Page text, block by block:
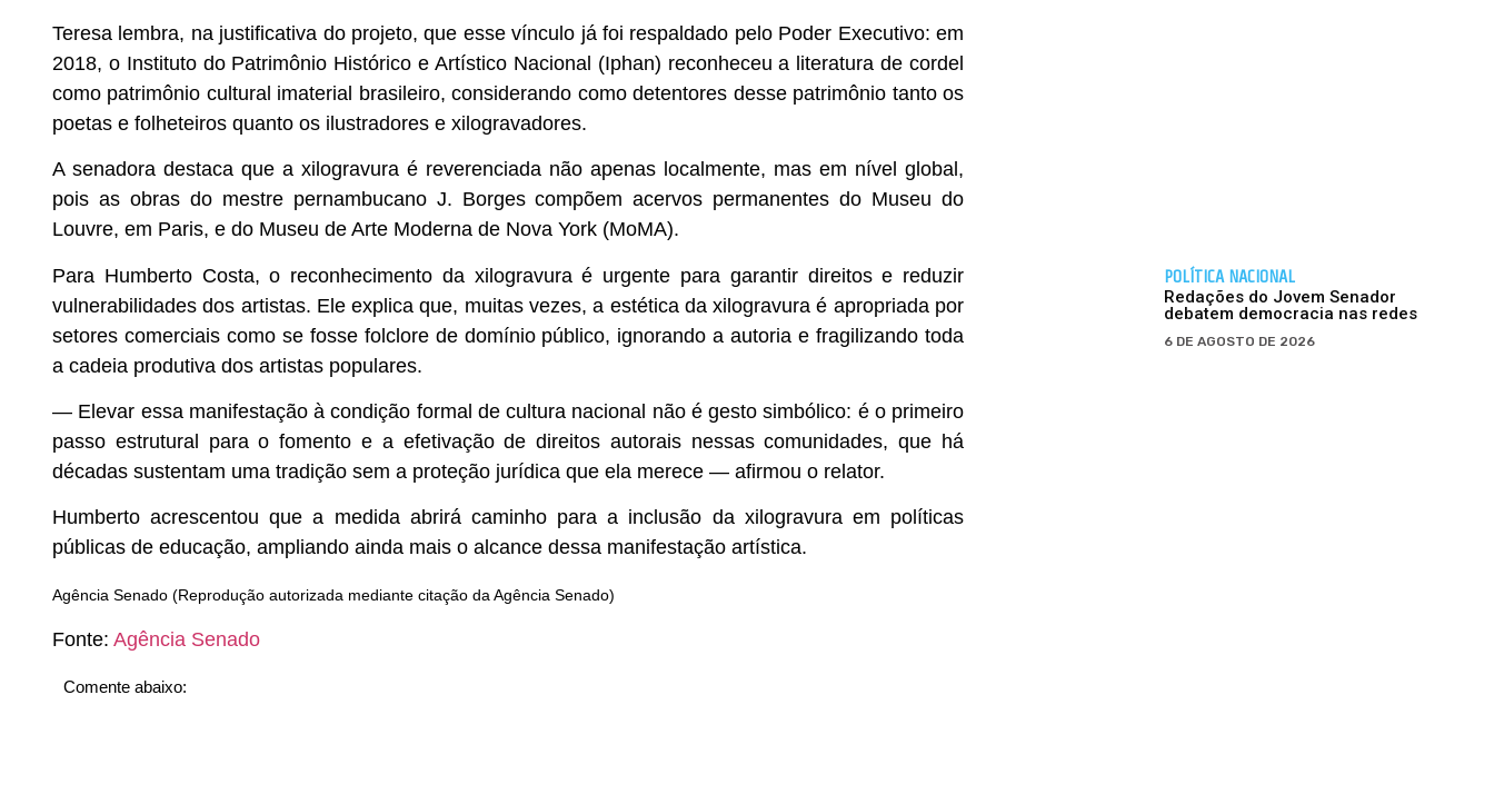
Teresa lembra, na justificativa do projeto, que esse vínculo já foi respaldado pelo Poder Executivo: em
2018, o Instituto do Patrimônio Histórico e Artístico Nacional (Iphan) reconheceu a literatura de cordel
como patrimônio cultural imaterial brasileiro, considerando como detentores desse patrimônio tanto os
poetas e folheteiros quanto os ilustradores e xilogravadores.
A senadora destaca que a xilogravura é reverenciada não apenas localmente, mas em nível global,
pois as obras do mestre pernambucano J. Borges compõem acervos permanentes do Museu do
Louvre, em Paris, e do Museu de Arte Moderna de Nova York (MoMA).
Para Humberto Costa, o reconhecimento da xilogravura é urgente para garantir direitos e reduzir
vulnerabilidades dos artistas. Ele explica que, muitas vezes, a estética da xilogravura é apropriada por
setores comerciais como se fosse folclore de domínio público, ignorando a autoria e fragilizando toda
a cadeia produtiva dos artistas populares.
— Elevar essa manifestação à condição formal de cultura nacional não é gesto simbólico: é o primeiro
passo estrutural para o fomento e a efetivação de direitos autorais nessas comunidades, que há
décadas sustentam uma tradição sem a proteção jurídica que ela merece — afirmou o relator.
Humberto acrescentou que a medida abrirá caminho para a inclusão da xilogravura em políticas
públicas de educação, ampliando ainda mais o alcance dessa manifestação artística.
Agência Senado (Reprodução autorizada mediante citação da Agência Senado)
Fonte: Agência Senado
Comente abaixo:
POLÍTICA NACIONAL
Redações do Jovem Senador
debatem democracia nas redes
6 DE AGOSTO DE 2026